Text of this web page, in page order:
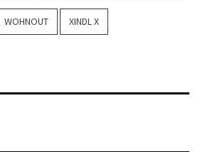
WOHNOUT XINDL X